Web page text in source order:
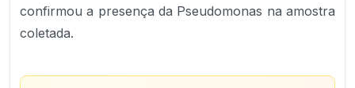
confirmou a presença da Pseudomonas na amostra
coletada.